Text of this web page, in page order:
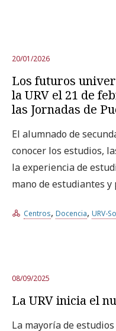
20/01/2026
Los futuros
la URV el 21 de
las Jornadas de
El alumnado de
conocer los estudios,
la experiencia de
mano de estudiantes y
Centros, Docencia, URV-
08/09/2025
La URV inicia el
La mayoría de